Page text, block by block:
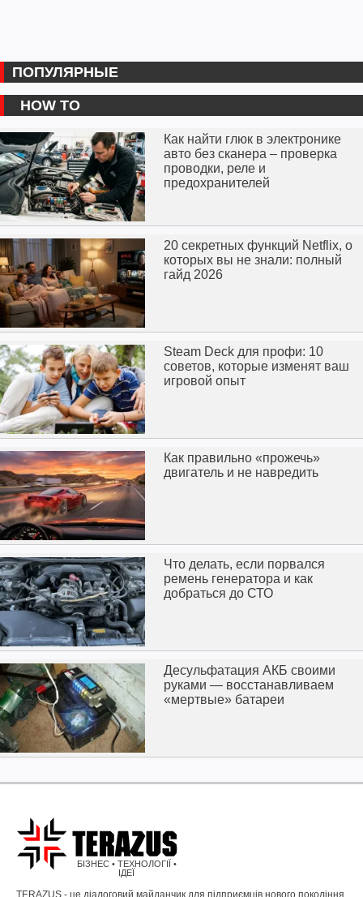
ПОПУЛЯРНЫЕ
HOW TO
Как найти глюк в электронике
авто без сканера – проверка
проводки, реле и
предохранителей
20 секретных функций Netflix, о
которых вы не знали: полный
гайд 2026
Steam Deck для профи: 10
советов, которые изменят ваш
игровой опыт
Как правильно «прожечь»
двигатель и не навредить
Что делать, если порвался
ремень генератора и как
добраться до СТО
Десульфатация АКБ своими
руками — восстанавливаем
«мертвые» батареи
БІЗНЕС • ТЕХНОЛОГІЇ •
ІДЕЇ
TERAZUS - це діалоговий майданчик для підприємців нового покоління,